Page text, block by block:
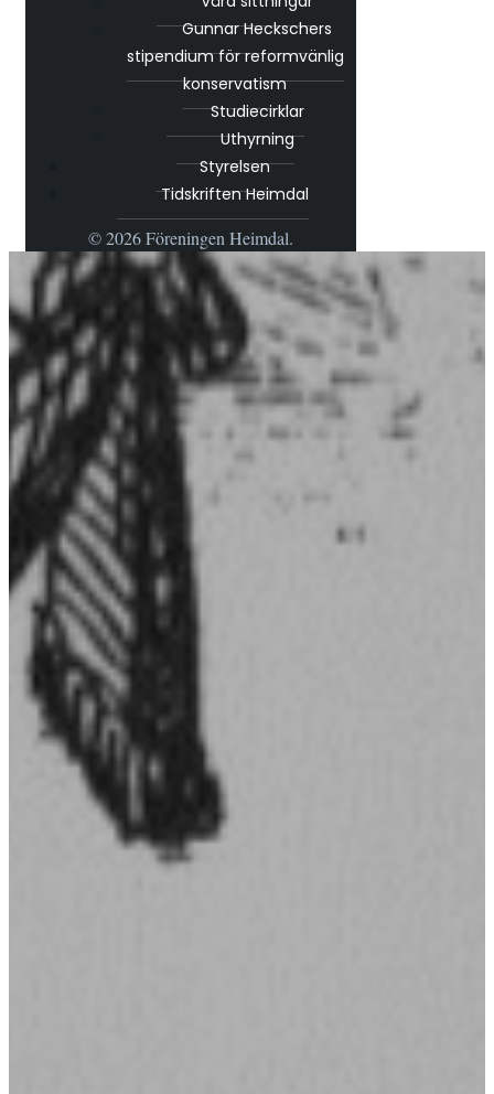
Gunnar Heckschers
stipendium för reformvänlig
konservatism
Studiecirklar
Uthyrning
Styrelsen
Tidskriften Heimdal
© 2026 Föreningen Heimdal.